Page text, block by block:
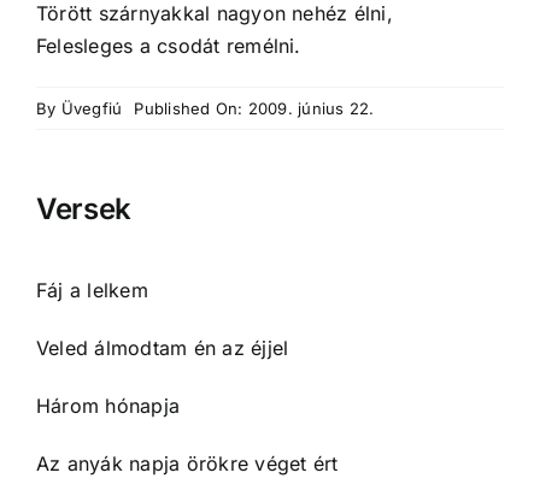
Törött szárnyakkal nagyon nehéz élni,
Felesleges a csodát remélni.
By Üvegfiú Published On: 2009. június 22.
Versek
Fáj a lelkem
Veled álmodtam én az éjjel
Három hónapja
Az anyák napja örökre véget ért